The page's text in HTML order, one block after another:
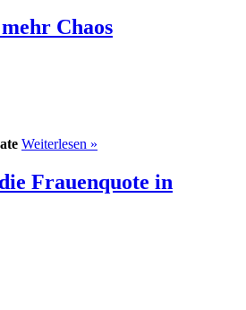
Chaos
Weiterlesen »
Frauenquote in